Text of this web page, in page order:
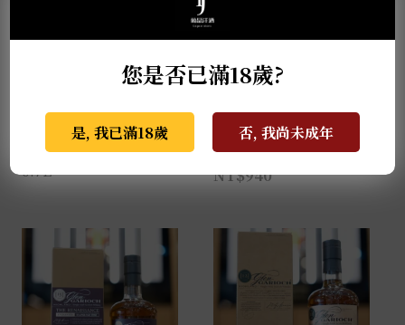
麥卡倫THE RED
COLLECTION 50年
0.7L
格蘭蓋瑞典藏特級單一
麥芽威士忌 0.7L
NT$940
您是否已滿18歲?
是, 我已滿18歲 否, 我尚未成年